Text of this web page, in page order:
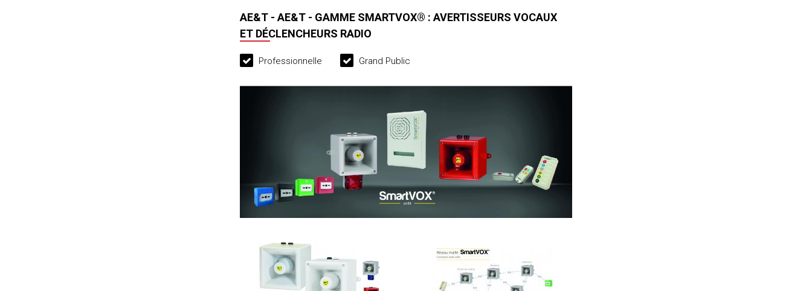
AE&T - AE&T - GAMME SMARTVOX® : AVERTISSEURS VOCAUX
ET DÉCLENCHEURS RADIO
Professionnelle Grand Public